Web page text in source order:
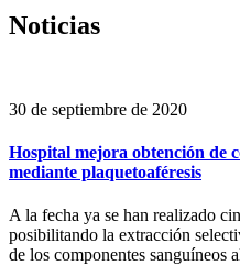
Noticias
30 de septiembre de 2020
Hospital mejora obtención de
mediante plaquetoaféresis
A la fecha ya se han realizado
posibilitando la extracción
de los componentes sanguíneos